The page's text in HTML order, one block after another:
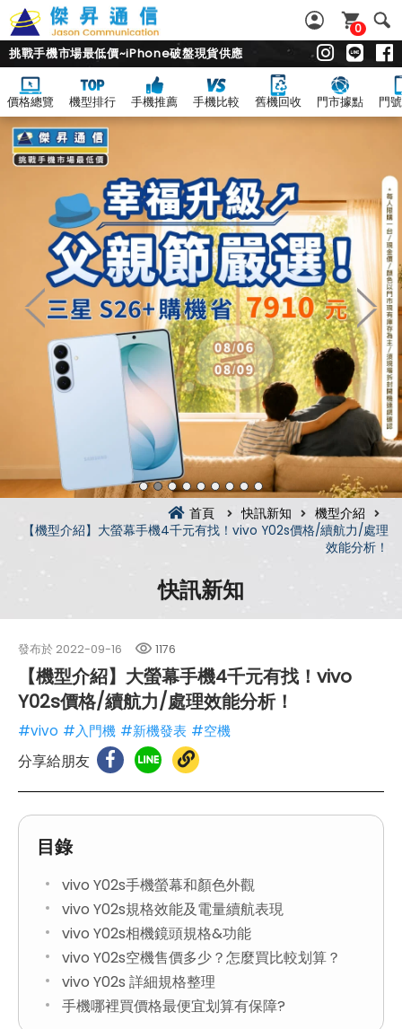
0
挑戰手機市場最低價~iPhone破盤現貨供應
價格總覽 機型排行 手機推薦 手機比較 舊機回收 門市據點 門
首頁 快訊新知
機型介紹
【機型介紹】大螢幕手機4千元有找！vivo Y02s價格/續航力/處理
效能分析！
快訊新知
發布於 2022-09-16 1176
【機型介紹】大螢幕手機4千元有找！vivo
Y02s價格/續航力/處理效能分析！
#vivo #入門機 #新機發表 #空機
分享給朋友
目錄
vivo Y02s手機螢幕和顏色外觀
vivo Y02s規格效能及電量續航表現
vivo Y02s相機鏡頭規格&功能
vivo Y02s空機售價多少？怎麼買比較划算？
vivo Y02s 詳細規格整理
手機哪裡買價格最便宜划算有保障?